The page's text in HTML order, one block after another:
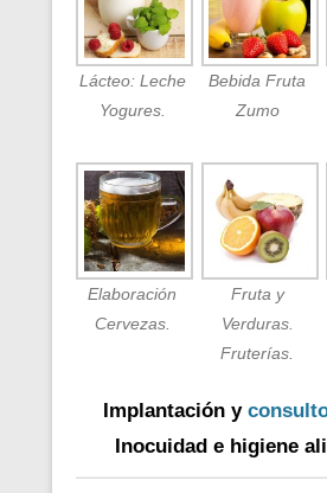
Lácteo: Leche
Yogures.
Bebida Fruta
Zumo
Elaboración
Cervezas.
Fruta y
Verduras.
Fruterías.
Implantación y
Inocuidad e higiene